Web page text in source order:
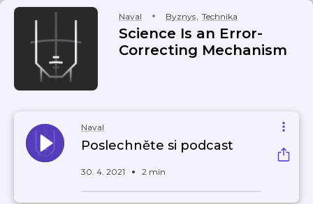
Naval Byznys, Technika
Science Is an Error-
Correcting Mechanism
Naval
Poslechněte si podcast
30. 4. 2021 2 min